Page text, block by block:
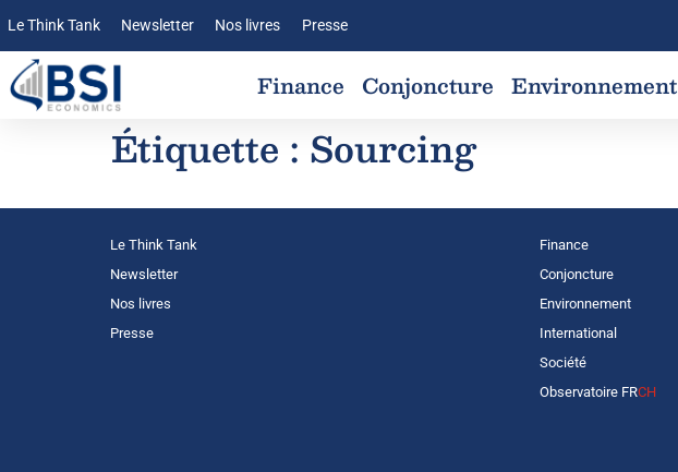
Le Think Tank Newsletter Nos livres Presse
Finance Conjoncture Environnement
Étiquette : Sourcing
Le Think Tank
Newsletter
Nos livres
Presse
Finance
Conjoncture
Environnement
International
Société
Observatoire FRCH